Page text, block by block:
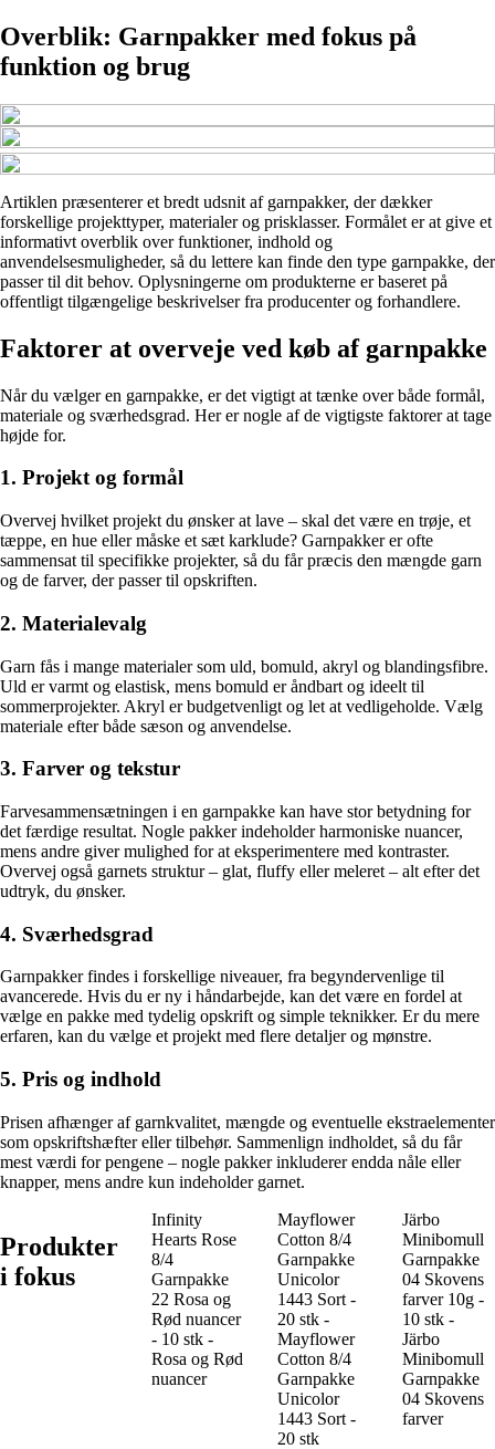
Overblik: Garnpakker med fokus på
funktion og brug
Artiklen præsenterer et bredt udsnit af garnpakker, der dækker
forskellige projekttyper, materialer og prisklasser. Formålet er at give et
informativt overblik over funktioner, indhold og
anvendelsesmuligheder, så du lettere kan finde den type garnpakke, der
passer til dit behov. Oplysningerne om produkterne er baseret på
offentligt tilgængelige beskrivelser fra producenter og forhandlere.
Faktorer at overveje ved køb af garnpakke
Når du vælger en garnpakke, er det vigtigt at tænke over både formål,
materiale og sværhedsgrad. Her er nogle af de vigtigste faktorer at tage
højde for.
1. Projekt og formål
Overvej hvilket projekt du ønsker at lave – skal det være en trøje, et
tæppe, en hue eller måske et sæt karklude? Garnpakker er ofte
sammensat til specifikke projekter, så du får præcis den mængde garn
og de farver, der passer til opskriften.
2. Materialevalg
Garn fås i mange materialer som uld, bomuld, akryl og blandingsfibre.
Uld er varmt og elastisk, mens bomuld er åndbart og ideelt til
sommerprojekter. Akryl er budgetvenligt og let at vedligeholde. Vælg
materiale efter både sæson og anvendelse.
3. Farver og tekstur
Farvesammensætningen i en garnpakke kan have stor betydning for
det færdige resultat. Nogle pakker indeholder harmoniske nuancer,
mens andre giver mulighed for at eksperimentere med kontraster.
Overvej også garnets struktur – glat, fluffy eller meleret – alt efter det
udtryk, du ønsker.
4. Sværhedsgrad
Garnpakker findes i forskellige niveauer, fra begyndervenlige til
avancerede. Hvis du er ny i håndarbejde, kan det være en fordel at
vælge en pakke med tydelig opskrift og simple teknikker. Er du mere
erfaren, kan du vælge et projekt med flere detaljer og mønstre.
5. Pris og indhold
Prisen afhænger af garnkvalitet, mængde og eventuelle ekstraelementer
som opskriftshæfter eller tilbehør. Sammenlign indholdet, så du får
mest værdi for pengene – nogle pakker inkluderer endda nåle eller
knapper, mens andre kun indeholder garnet.
Produkter
i fokus
Infinity
Hearts Rose
8/4
Garnpakke
22 Rosa og
Rød nuancer
- 10 stk -
Rosa og Rød
nuancer
Mayflower
Cotton 8/4
Garnpakke
Unicolor
1443 Sort -
20 stk -
Mayflower
Cotton 8/4
Garnpakke
Unicolor
1443 Sort -
20 stk
Järbo
Minibomull
Garnpakke
04 Skovens
farver 10g -
10 stk -
Järbo
Minibomull
Garnpakke
04 Skovens
farver